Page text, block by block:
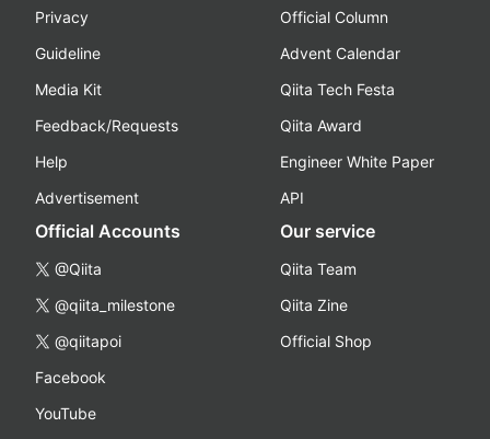
Privacy
Guideline
Media Kit
Feedback/Requests
Help
Advertisement
Official Column
Advent Calendar
Qiita Tech Festa
Qiita Award
Engineer White Paper
API
Official Accounts
@Qiita
@qiita_milestone
@qiitapoi
Facebook
YouTube
Our service
Qiita Team
Qiita Zine
Official Shop